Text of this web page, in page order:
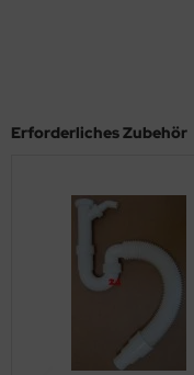
Erforderliches Zubehör